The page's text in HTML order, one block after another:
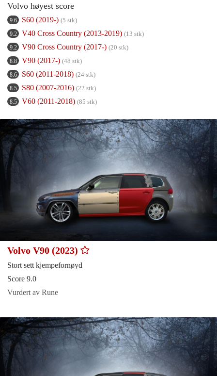
Volvo høyest score
9.6 S60 (2019-) (5 stk)
9.2 V40 Cross Country (2013-2019) (13 stk)
9.2 V90 Cross Country (2017-) (20 stk)
8.8 V90 (2017-) (48 stk)
8.6 S60 (2011-2018) (24 stk)
8.5 S80 (2007-2016) (22 stk)
8.5 V60 (2011-2018) (85 stk)
Volvo V90 (2023)
Stort sett kjempefornøyd
Score 9.0
Vurdert av Rune